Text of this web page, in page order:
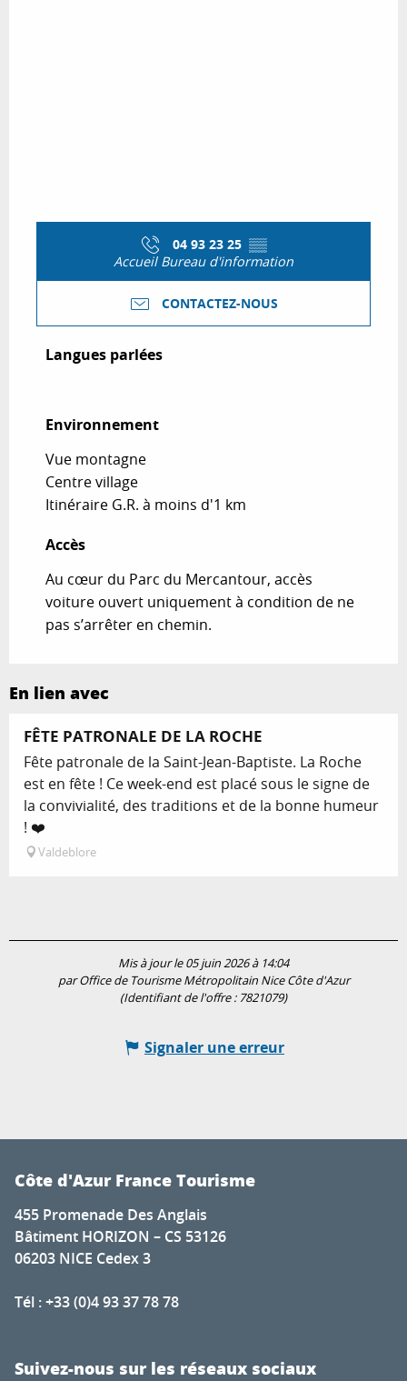
04 93 23 25 ▒▒
Accueil Bureau d'information
CONTACTEZ-NOUS
Langues parlées
Langues parlées
Environnement
Environnement
Vue montagne
Centre village
Itinéraire G.R. à moins d'1 km
Accès
Accès
Au cœur du Parc du Mercantour, accès
voiture ouvert uniquement à condition de ne
pas s’arrêter en chemin.
En lien avec
FÊTE PATRONALE DE LA ROCHE
Fête patronale de la Saint-Jean-Baptiste. La Roche
est en fête ! Ce week-end est placé sous le signe de
la convivialité, des traditions et de la bonne humeur
! ❤️
Valdeblore
Mis à jour le 05 juin 2026 à 14:04
par Office de Tourisme Métropolitain Nice Côte d'Azur
(Identifiant de l'offre : 7821079)
Signaler une erreur
Côte d'Azur France Tourisme
455 Promenade Des Anglais
Bâtiment HORIZON – CS 53126
06203 NICE Cedex 3
Tél : +33 (0)4 93 37 78 78
Suivez-nous sur les réseaux sociaux